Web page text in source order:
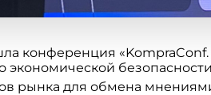
конференция
рынка для обмена